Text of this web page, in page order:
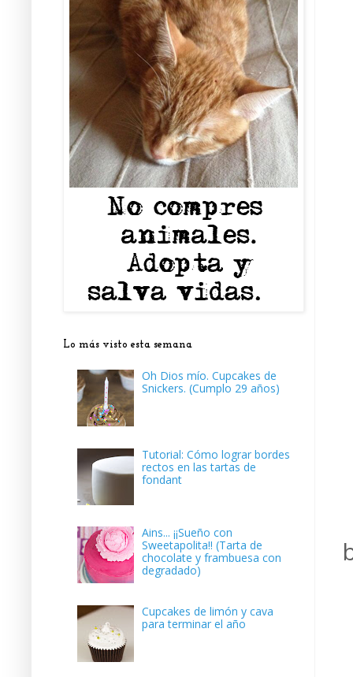
Lo más visto esta semana
Oh Dios mío. Cupcakes de
Snickers. (Cumplo 29 años)
Tutorial: Cómo lograr bordes
rectos en las tartas de
fondant
Ains... ¡¡Sueño con
Sweetapolita!! (Tarta de
chocolate y frambuesa con
degradado)
Cupcakes de limón y cava
para terminar el año